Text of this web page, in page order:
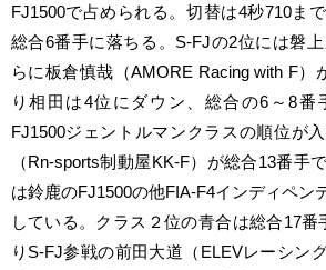
FJ1500で占められる。切替は4秒710ま
総合6番手に落ちる。S-FJの2位には磐
らに板倉慎哉（AMORE Racing with F）
り相田は4位にダウン、総合の6～8番
FJ1500ジェントルマンクラスの順位が
（Rn-sports制動屋KK-F）が総合13番手
は鈴鹿のFJ1500の他FIA-F4インディペン
している。クラス２位の青合は総合17番
りS-FJ参戦の前田大道（ELEVレーシン